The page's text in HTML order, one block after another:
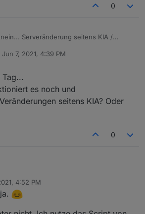
habe und die Handy-App weiterhin0
Serveränderung seitens KIA /
Jun 7, 2021, 4:39 PM
by
es noch und
seitens KIA? Oder
0
dir funktioniert es noch und
keine Veränderungen seitens KIA?
4:52 PM